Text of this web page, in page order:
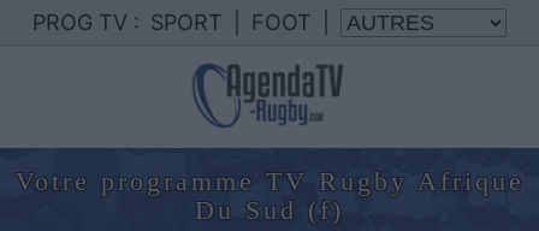
PROG TV : SPORT FOOT
Votre programme TV Rugby Afrique
Du Sud (f)